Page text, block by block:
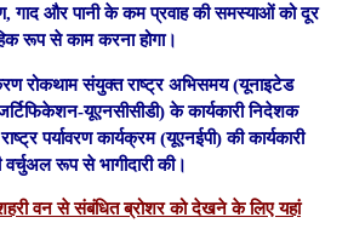
गाद और पानी के कम प्रवाह की समस्याओं को दूर
रूप से काम करना होगा।
रोकथाम संयुक्‍त राष्‍ट्र अभिसमय (यूनाइटेड
यूएनसीसीडी) के कार्यकारी निदेशक
पर्यावरण कार्यक्रम (यूएनईपी) की कार्यकारी
रूप से भागीदारी की।
वन से संबंधित ब्रोशर को देखने के लिए यहां